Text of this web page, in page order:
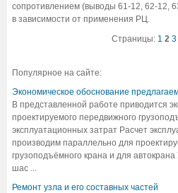
сопротивлением (выводы 61-12, 62-12,
в зависимости от применения РЦ.
Страницы: 1 2 3
Популярное на сайте:
Экономическое обоснование
В представленной работе приводится
проектируемого передвижного
эксплуатационных затрат Расчет
производим параллельно для
грузоподъёмного крана и для
шас ...
Ремонт узла и его составных частей